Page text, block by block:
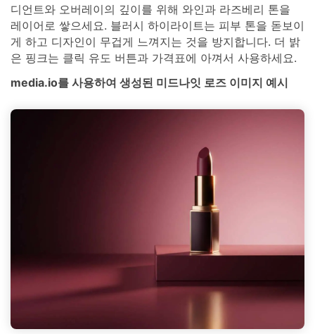
디언트와 오버레이의 깊이를 위해 와인과 라즈베리 톤을
레이어로 쌓으세요. 블러시 하이라이트는 피부 톤을 돋보이
게 하고 디자인이 무겁게 느껴지는 것을 방지합니다. 더 밝
은 핑크는 클릭 유도 버튼과 가격표에 아껴서 사용하세요.
media.io를 사용하여 생성된 미드나잇 로즈 이미지 예시